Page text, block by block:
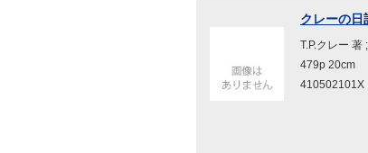
クレーの日
T.P.クレー 著
479p 20cm
410502101X